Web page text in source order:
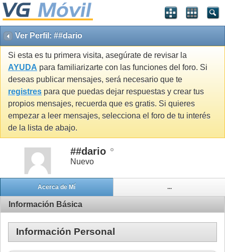
Ver Perfil: ##dario
Si esta es tu primera visita, asegúrate de revisar la
AYUDA para familiarizarte con las funciones del foro. Si
deseas publicar mensajes, será necesario que te
registres para que puedas dejar respuestas y crear tus
propios mensajes, recuerda que es gratis. Si quieres
empezar a leer mensajes, selecciona el foro de tu interés
de la lista de abajo.
##dario
Nuevo
Acerca de Mí ...
Información Básica
Información Personal